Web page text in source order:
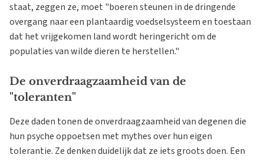
staat, zeggen ze, moet "boeren steunen in de dringende
overgang naar een plantaardig voedselsysteem en toestaan
dat het vrijgekomen land wordt heringericht om de
populaties van wilde dieren te herstellen."
De onverdraagzaamheid van de
"toleranten"
Deze daden tonen de onverdraagzaamheid van degenen die
hun psyche oppoetsen met mythes over hun eigen
tolerantie. Ze denken duidelijk dat ze iets groots doen. Een